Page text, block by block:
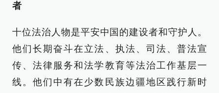
者
十位法治人物是平安中国的建设者和守护人。
他们长期奋斗在立法、执法、司法、普法宣
传、法律服务和法学教育等法治工作基层一
线。他们中有在少数民族边疆地区践行新时